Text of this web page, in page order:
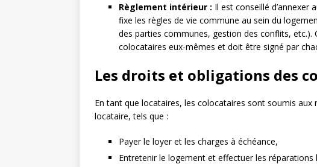
Règlement intérieur : Il est conseillé
fixe les règles de vie commune au sein du
des parties communes, gestion des conflits, etc.).
colocataires eux-mêmes et doit être signé par
Les droits et obligations des
En tant que locataires, les colocataires sont soumis
locataire, tels que :
Payer le loyer et les charges à échéance,
Entretenir le logement et effectuer les réparations